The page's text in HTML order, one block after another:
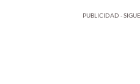
PUBLICIDAD -